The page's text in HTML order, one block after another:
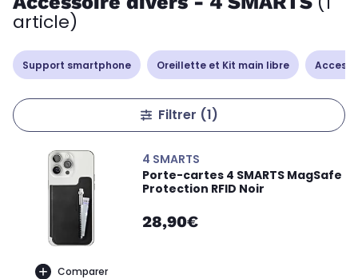
article)
Support smartphone Oreillette et Kit main libre
Filtrer (1)
Comparer
4 SMARTS
Porte-cartes 4 SMARTS MagSafe
Protection RFID Noir
28,90€